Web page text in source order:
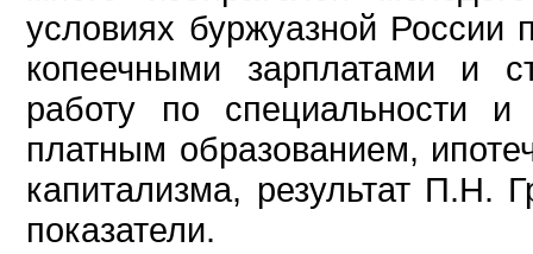
условиях буржуазной России
копеечными зарплатами и
работу по специальности и
платным образованием,
капитализма, результат П.Н.
показатели.